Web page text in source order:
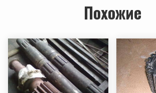
Похожие